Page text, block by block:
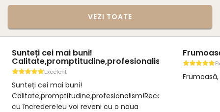
VEZI TOATE
Sunteți cei mai buni!
Calitate,promptitudine,profesionalism!Recomand...
Excelent
Sunteți cei mai buni!
Calitate,promptitudine,profesionalism!Recomand
cu încredere!eu voi reveni cu o noua